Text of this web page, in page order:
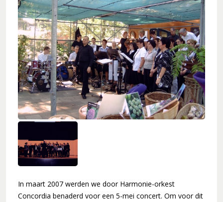
Koorleden
Begeleidingsband
Bestuur
Lid worden
Boekingen
Geschiedenis
Geschiedenis
Hoe het begon (1981)
Werken aan kwaliteit (1994)
Wereldlijke optredens (2003)
Thirdwing 25 jaar jong (2006)
Verhuizing (2007)
Sponsorkliks
In maart 2007 werden we door Harmonie-orkest
Concordia benaderd voor een 5-mei concert. Om voor dit